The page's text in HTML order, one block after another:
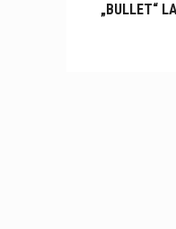
„BULLET“